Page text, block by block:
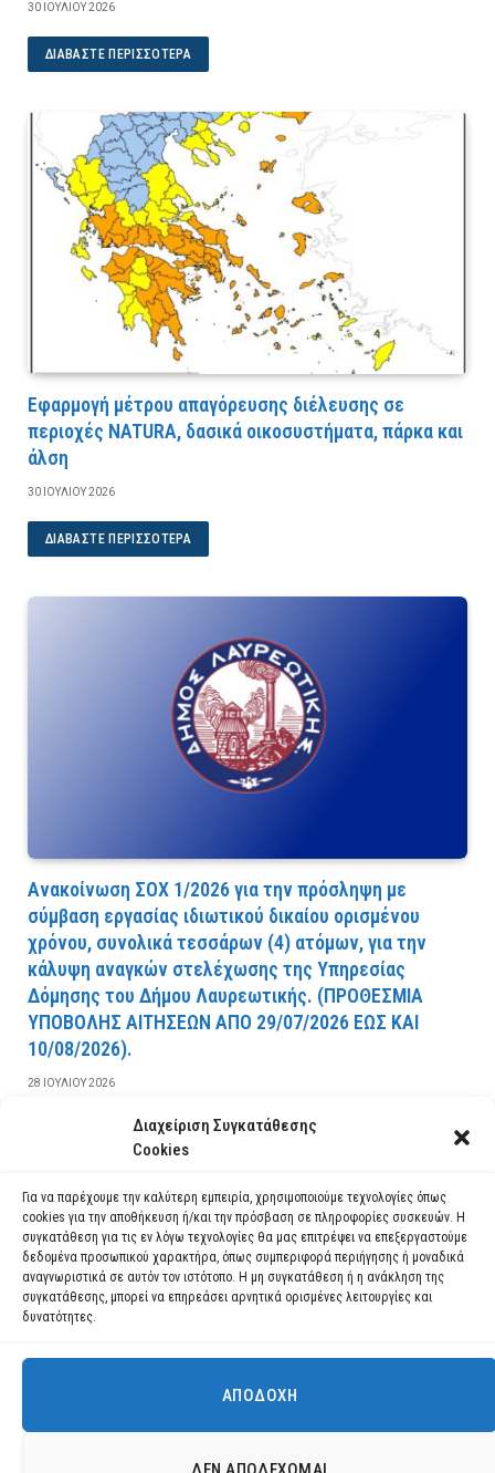
Διαχείριση Συγκατάθεσης
Cookies
Για να παρέχουμε την καλύτερη εμπειρία, χρησιμοποιούμε τεχνολογίες όπως
cookies για την αποθήκευση ή/και την πρόσβαση σε πληροφορίες συσκευών. Η
συγκατάθεση για τις εν λόγω τεχνολογίες θα μας επιτρέψει να επεξεργαστούμε
δεδομένα προσωπικού χαρακτήρα, όπως συμπεριφορά περιήγησης ή μοναδικά
αναγνωριστικά σε αυτόν τον ιστότοπο. Η μη συγκατάθεση ή η ανάκληση της
συγκατάθεσης, μπορεί να επηρεάσει αρνητικά ορισμένες λειτουργίες και
δυνατότητες.
ΑΠΟΔΟΧΉ
30 ΙΟΥΛΊΟΥ 2026
ΔΙΑΒΆΣΤΕ ΠΕΡΙΣΣΌΤΕΡΑ
Εφαρμογή μέτρου απαγόρευσης διέλευσης σε
περιοχές NATURA, δασικά οικοσυστήματα, πάρκα και
άλση
30 ΙΟΥΛΊΟΥ 2026
ΔΙΑΒΆΣΤΕ ΠΕΡΙΣΣΌΤΕΡΑ
Ανακοίνωση ΣΟΧ 1/2026 για την πρόσληψη με
σύμβαση εργασίας ιδιωτικού δικαίου ορισμένου
χρόνου, συνολικά τεσσάρων (4) ατόμων, για την
κάλυψη αναγκών στελέχωσης της Υπηρεσίας
Δόμησης του Δήμου Λαυρεωτικής. (ΠPOΘEΣMIA
YΠOBOΛHΣ AITHΣEΩN AΠO 29/07/2026 EΩΣ KAI
10/08/2026).
28 ΙΟΥΛΊΟΥ 2026
ΔΙΑΒΆΣΤΕ ΠΕΡΙΣΣΌΤΕΡΑ
Χρησιμοποιούμε cookies για να σας προσφέρουμε τη βέλτιστη εμπειρία
πλοήγησης στον ιστότοπό μας.